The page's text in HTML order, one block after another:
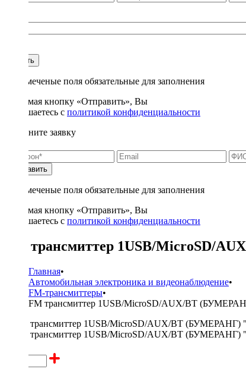
Купить
* - отмеченые поля обязательные для заполнения
Нажимая кнопку «Отправить», Вы
соглашаетесь с политикой конфиденциальности
Заполните заявку
Отправить
* - отмеченые поля обязательные для заполнения
Нажимая кнопку «Отправить», Вы
соглашаетесь с политикой конфиденциальности
FM трансмиттер 1USB/MicroSD/
Главная•
Автомобильная электроника и видеонаблюдение•
FM-трансмиттеры•
FM трансмиттер 1USB/MicroSD/AUX/BT